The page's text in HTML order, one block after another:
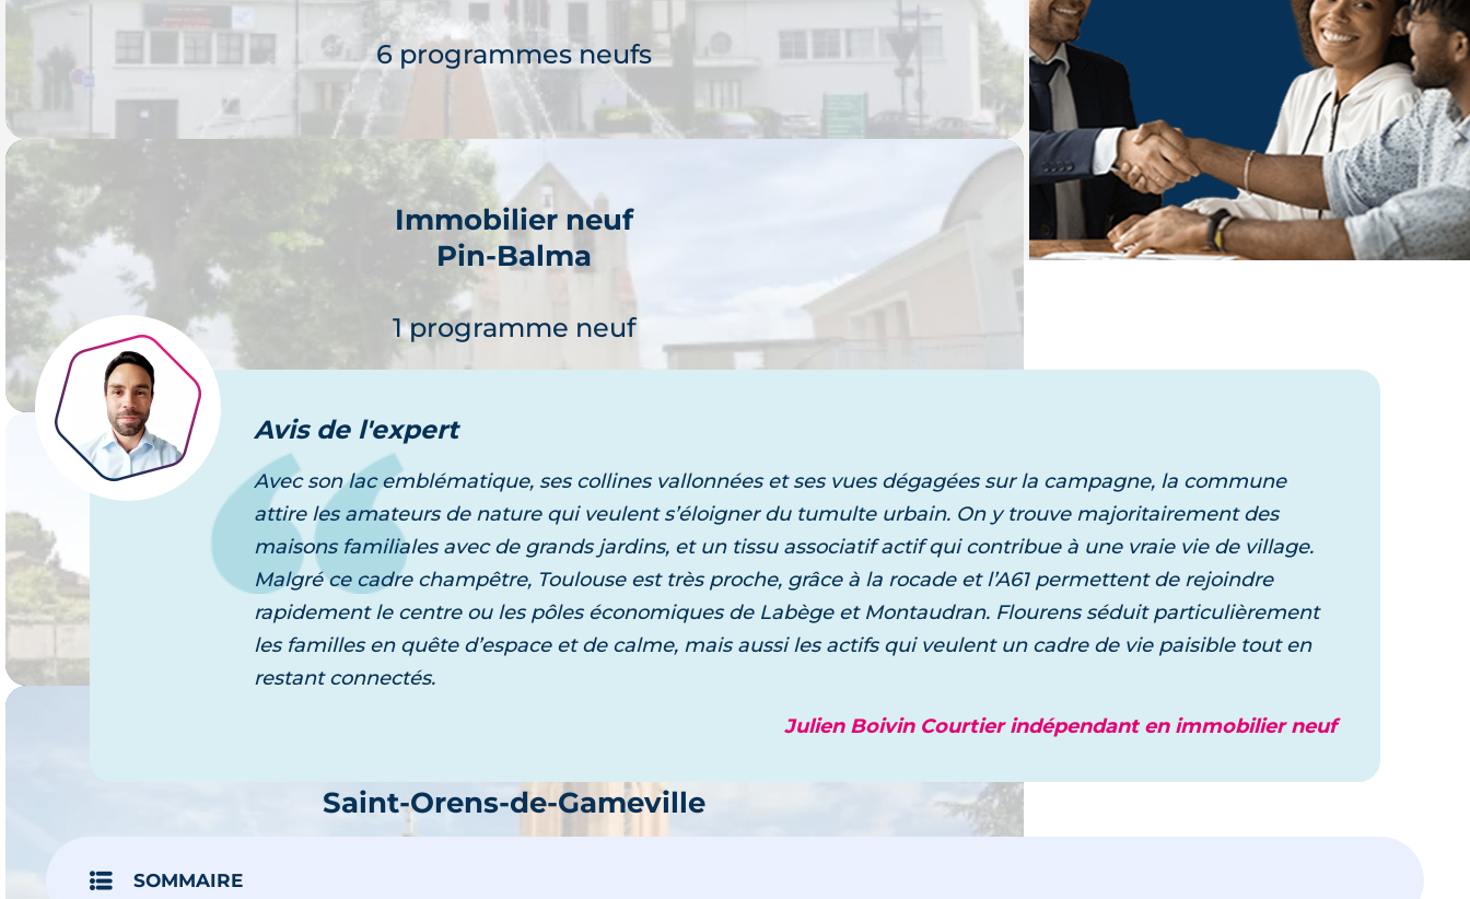
6 programmes neufs
Je découvre
Immobilier neuf
Pin-Balma
1 programme neuf
Je découvre
Immobilier neuf
Balma
3 programmes neufs
Saint-Orens-de-Gameville
un expert vous accompagne dans
Avisde l'expert
Avec son lac emblématique, ses collines vallonnées et ses vues dégagées sur la campagne, la commune
attire les amateurs de nature qui veulent s’éloigner du tumulte urbain. On y trouve majoritairement des
maisons familiales avec de grands jardins, et un tissu associatif actif qui contribue à une vraie vie de village.
Malgré ce cadre champêtre, Toulouse est très proche, grâce à la rocade et l’A61 permettent de rejoindre
rapidement le centre ou les pôles économiques de Labège et Montaudran. Flourens séduit particulièrement
les familles en quête d’espace et de calme, mais aussi les actifs qui veulent un cadre de vie paisible tout en
restant connectés.
Julien Boivin Courtier indépendant en immobilier neuf
SOMMAIRE